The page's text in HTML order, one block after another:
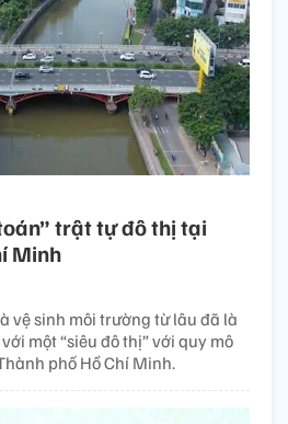
trật tự đô thị tại
Minh
vệ sinh môi trường từ lâu đã là
một “siêu đô thị” với quy mô
phố Hồ Chí Minh.